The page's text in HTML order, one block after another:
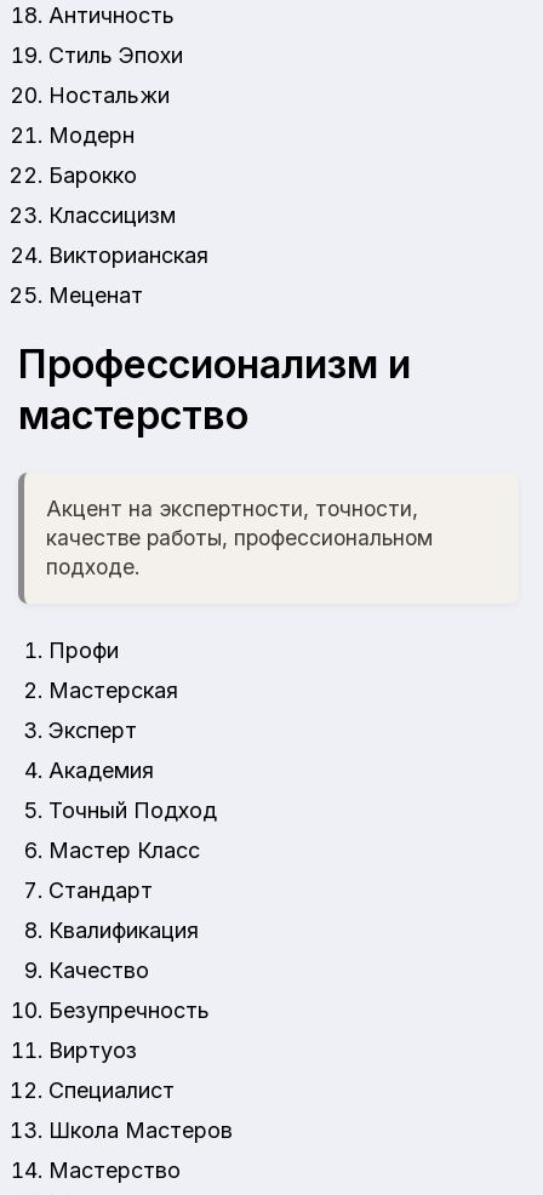
Античность
Стиль Эпохи
Ностальжи
Модерн
Барокко
Классицизм
Викторианская
Меценат
Профессионализм и
мастерство
Акцент на экспертности, точности,
качестве работы, профессиональном
подходе.
Профи
Мастерская
Эксперт
Академия
Точный Подход
Мастер Класс
Стандарт
Квалификация
Качество
Безупречность
Виртуоз
Специалист
Школа Мастеров
Мастерство